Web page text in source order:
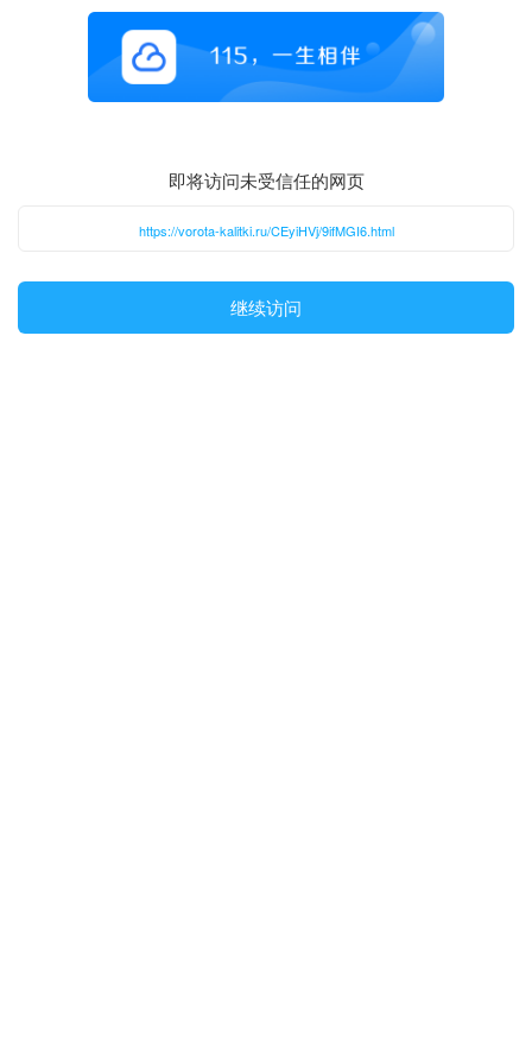
即将访问未受信任的网页
https://vorota-kalitki.ru/CEyiHVj/9ifMGI6.html
继续访问